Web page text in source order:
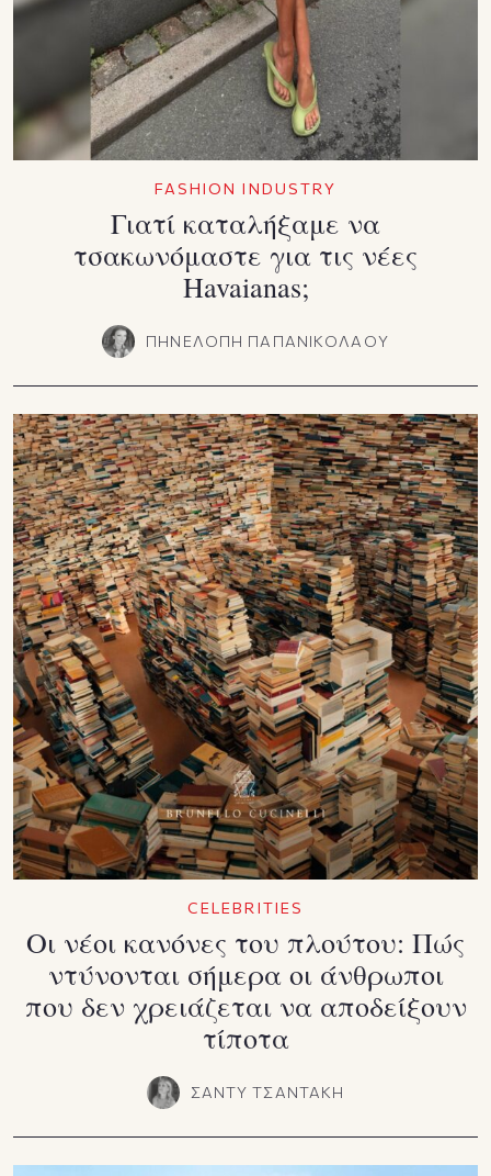
FASHION INDUSTRY
Γιατί καταλήξαμε να
τσακωνόμαστε για τις νέες
Havaianas;
ΠΗΝΕΛΟΠΗ ΠΑΠΑΝΙΚΟΛΑΟΥ
CELEBRITIES
Οι νέοι κανόνες του πλούτου: Πώς
ντύνονται σήμερα οι άνθρωποι
που δεν χρειάζεται να αποδείξουν
τίποτα
ΣΑΝΤΥ ΤΣΑΝΤΑΚΗ